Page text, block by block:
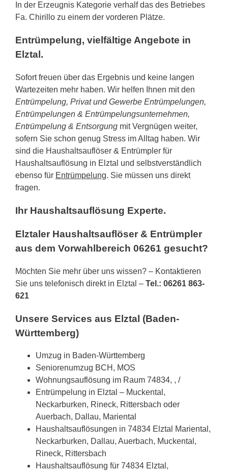
In der Erzeugnis Kategorie verhalf das des Betriebes
Fa. Chirillo zu einem der vorderen Plätze.
Entrümpelung, vielfältige Angebote in
Elztal.
Sofort freuen über das Ergebnis und keine langen
Wartezeiten mehr haben. Wir helfen Ihnen mit den
Entrümpelung, Privat und Gewerbe Entrümpelungen,
Entrümpelungen & Entrümpelungsunternehmen,
Entrümpelung & Entsorgung mit Vergnügen weiter,
sofern Sie schon genug Stress im Alltag haben. Wir
sind die Haushaltsauflöser & Entrümpler für
Haushaltsauflösung in Elztal und selbstverständlich
ebenso für Entrümpelung. Sie müssen uns direkt
fragen.
Ihr Haushaltsauflösung Experte.
Elztaler Haushaltsauflöser & Entrümpler
aus dem Vorwahlbereich 06261 gesucht?
Möchten Sie mehr über uns wissen? – Kontaktieren
Sie uns telefonisch direkt in Elztal – Tel.: 06261 863-
621
Unsere Services aus Elztal (Baden-
Württemberg)
Umzug in Baden-Württemberg
Seniorenumzug BCH, MOS
Wohnungsauflösung im Raum 74834, , /
Entrümpelung in Elztal – Muckental,
Neckarburken, Rineck, Rittersbach oder
Auerbach, Dallau, Mariental
Haushaltsauflösungen in 74834 Elztal Mariental,
Neckarburken, Dallau, Auerbach, Muckental,
Rineck, Rittersbach
Haushaltsauflösung für 74834 Elztal,